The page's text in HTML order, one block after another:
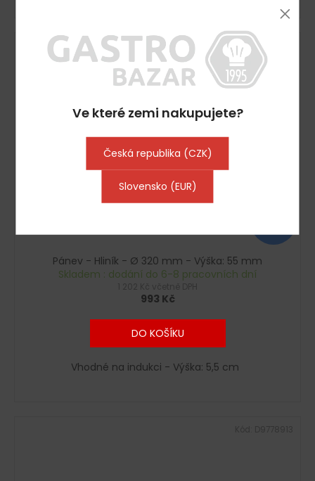
Pánev - Hliník - Ø 320 mm - Výška: 55 mm
Skladem : dodání do 6-8 pracovních dní
993 Kč
DO KOŠÍKU
Vhodné na indukci - Výška: 5,5 cm
Kód: D9779892
Ve které zemi nakupujete?
Česká republika (CZK)
Slovensko (EUR)